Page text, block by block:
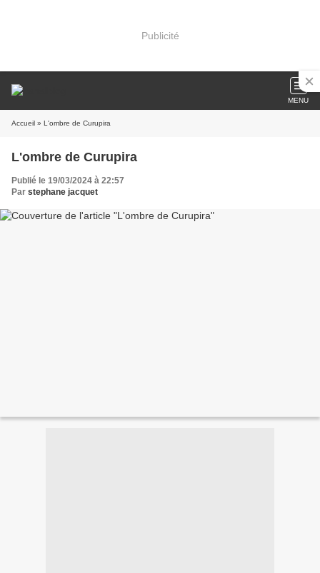
Publicité
MENU
Accueil » L'ombre de Curupira
L'ombre de Curupira
Publié le 19/03/2024 à 22:57
Par stephane jacquet